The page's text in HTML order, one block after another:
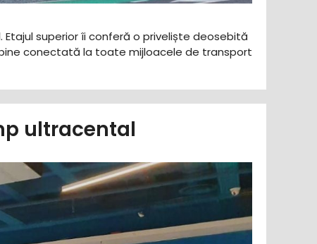
superior îi conferă o priveliște deosebită
conectată la toate mijloacele de transport
ultracental